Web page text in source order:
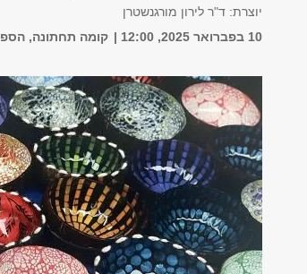
יוצרת: ד"ר לירון מורגנשטרן
10 בפברואר 2025, 12:00
קומה תחתונה,